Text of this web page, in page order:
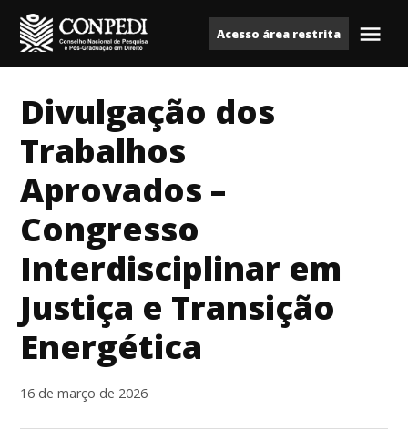
para
o
ConpediAcesso área restrita
Divulgação dos
Trabalhos
Aprovados –
Congresso
Interdisciplinar em
Justiça e Transição
Energética
16 de março de 2026